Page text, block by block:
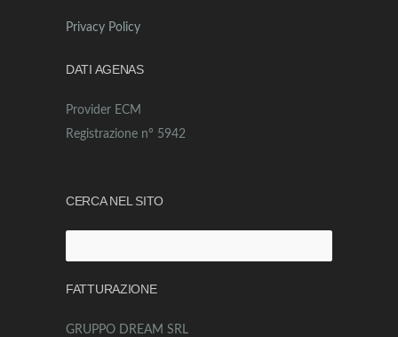
Privacy Policy
DATI AGENAS
Provider ECM
Registrazione n° 5942
CERCA NEL SITO
per:
FATTURAZIONE
GRUPPO DREAM SRL